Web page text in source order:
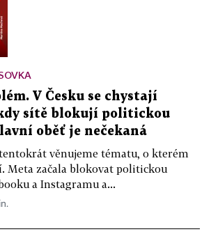
V Česku se chystají
sítě blokují politickou
oběť je nečekaná
tentokrát věnujeme tématu, o kterém
Meta začala blokovat politickou
a Instagramu a...